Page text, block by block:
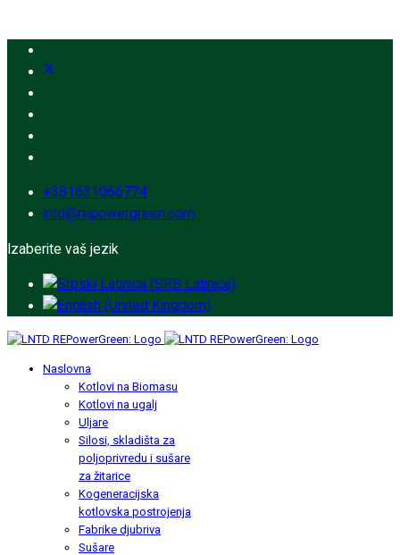
+381631066774
lntd@repowergreen.com
Izaberite vaš jezik
Naslovna
Kotlovi na Biomasu
Kotlovi na ugalj
Uljare
Silosi, skladišta za
poljoprivredu i sušare
za žitarice
Kogeneracijska
kotlovska postrojenja
Fabrike djubriva
Sušare